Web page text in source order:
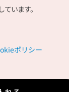
います。
ポリシー